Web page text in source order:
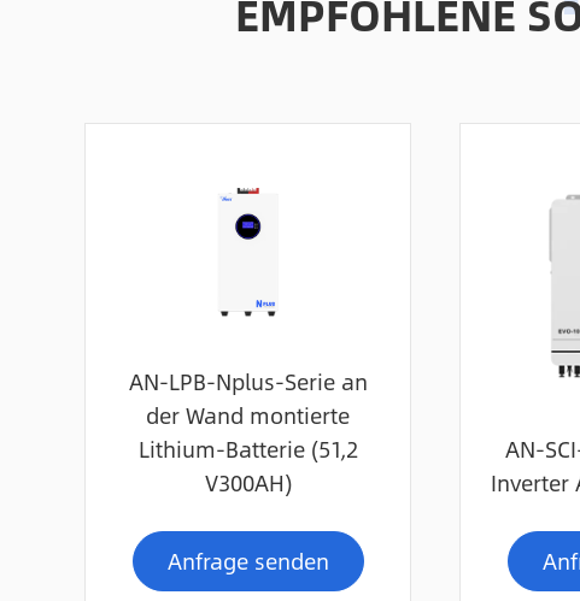
AN-LPB-Nplus-Serie an
der Wand montierte
Lithium-Batterie (51,2
V300AH)
Anfrage senden
AN-
Inverter